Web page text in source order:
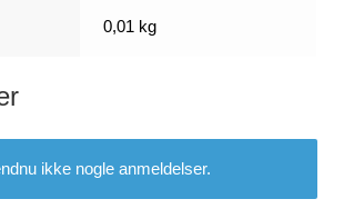
0,01 kg
ikke nogle anmeldelser.